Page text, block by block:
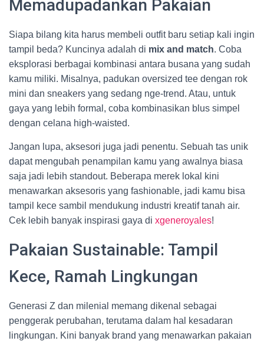
Memadupadankan Pakaian
Siapa bilang kita harus membeli outfit baru setiap kali ingin
tampil beda? Kuncinya adalah di mix and match. Coba
eksplorasi berbagai kombinasi antara busana yang sudah
kamu miliki. Misalnya, padukan oversized tee dengan rok
mini dan sneakers yang sedang nge-trend. Atau, untuk
gaya yang lebih formal, coba kombinasikan blus simpel
dengan celana high-waisted.
Jangan lupa, aksesori juga jadi penentu. Sebuah tas unik
dapat mengubah penampilan kamu yang awalnya biasa
saja jadi lebih standout. Beberapa merek lokal kini
menawarkan aksesoris yang fashionable, jadi kamu bisa
tampil kece sambil mendukung industri kreatif tanah air.
Cek lebih banyak inspirasi gaya di xgeneroyales!
Pakaian Sustainable: Tampil
Kece, Ramah Lingkungan
Generasi Z dan milenial memang dikenal sebagai
penggerak perubahan, terutama dalam hal kesadaran
lingkungan. Kini banyak brand yang menawarkan pakaian